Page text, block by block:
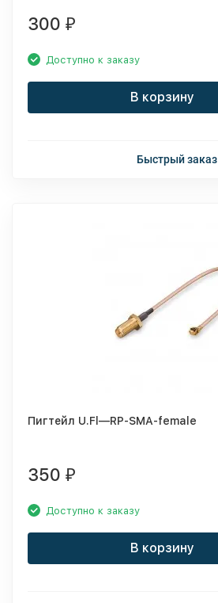
300 ₽
Доступно к заказу
В корзину
Быстрый заказ
Пигтейл U.Fl—RP-SMA-female
350 ₽
Доступно к заказу
В корзину